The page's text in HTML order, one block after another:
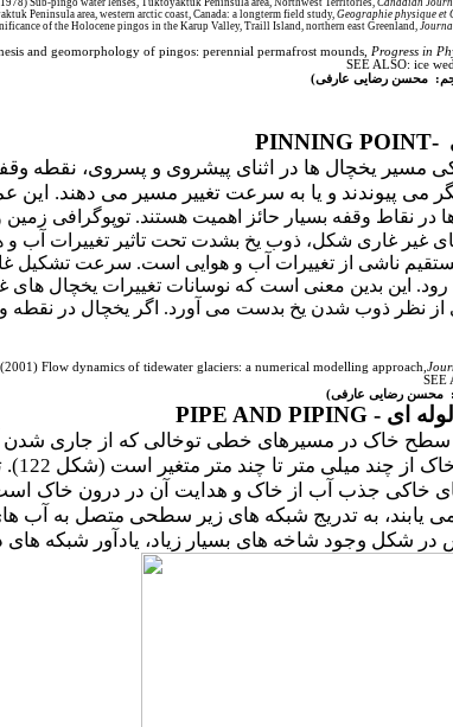
Sub-pingo water lenses, Tuktoyaktuk Peninsula area, Northwest Territories, Canadian
Geographie physique et
of the Holocene pingos in the Karup Valley, Traill Island, northern east Greenland,
and geomorphology of pingos: perennial permafrost mounds, Progress in
SEE ALSO: ice
محسن رضایی عارفی)
-PINNING POINT
مسیر یخچال ها در اثنای پیشروی و پسروی،
می پیوندند و یا به سرعت تغییر مسیر می دهند.
در نقاط وقفه بسیار حائز اهمیت هستند. توپوگرافی
غیر غاری شکل، ذوب یخ بشدت تحت تاثیر تغییرات آب
مستقیم ناشی از تغییرات آب و هوایی است. سرعت تشکیل
این بدین معنی است که نوسانات تغییرات یخچال
از نظر ذوب شدن یخ بدست می آورد. اگر یخچال در
Flow dynamics of tidewater glaciers: a numerical modelling approach,
SEE
محسن رضایی عارفی)
ای - PIPE AND PIPING
خاکی جذب آب از خاک و هدایت آن در درون خاک
در شکل وجود شاخه های بسیار زیاد، یادآور شبکه